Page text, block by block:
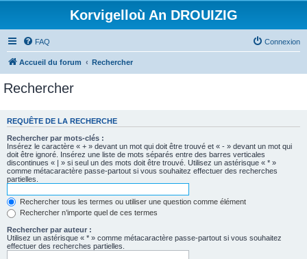
Korvigelloù An DROUIZIG
FAQ Connexion
Accueil du forum Rechercher
Rechercher
REQUÊTE DE LA RECHERCHE
Rechercher par mots-clés :
Insérez le caractère « + » devant un mot qui doit être trouvé et « - » devant un mot qui
doit être ignoré. Insérez une liste de mots séparés entre des barres verticales
discontinues « | » si seul un des mots doit être trouvé. Utilisez un astérisque « * »
comme métacaractère passe-partout si vous souhaitez effectuer des recherches
partielles.
Rechercher tous les termes ou utiliser une question comme élément
Rechercher n’importe quel de ces termes
Rechercher par auteur :
Utilisez un astérisque « * » comme métacaractère passe-partout si vous souhaitez
effectuer des recherches partielles.